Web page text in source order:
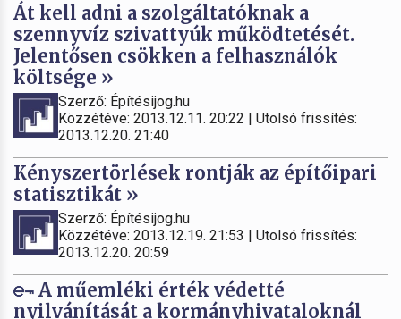
Át kell adni a szolgáltatóknak a
szennyvíz szivattyúk működtetését.
Jelentősen csökken a felhasználók
költsége »
Szerző: Építésijog.hu
Közzétéve: 2013.12.11. 20:22 | Utolsó frissítés:
2013.12.20. 21:40
Kényszertörlések rontják az építőipari
statisztikát »
Szerző: Építésijog.hu
Közzétéve: 2013.12.19. 21:53 | Utolsó frissítés:
2013.12.20. 20:59
A műemléki érték védetté
nyilvánítását a kormányhivataloknál